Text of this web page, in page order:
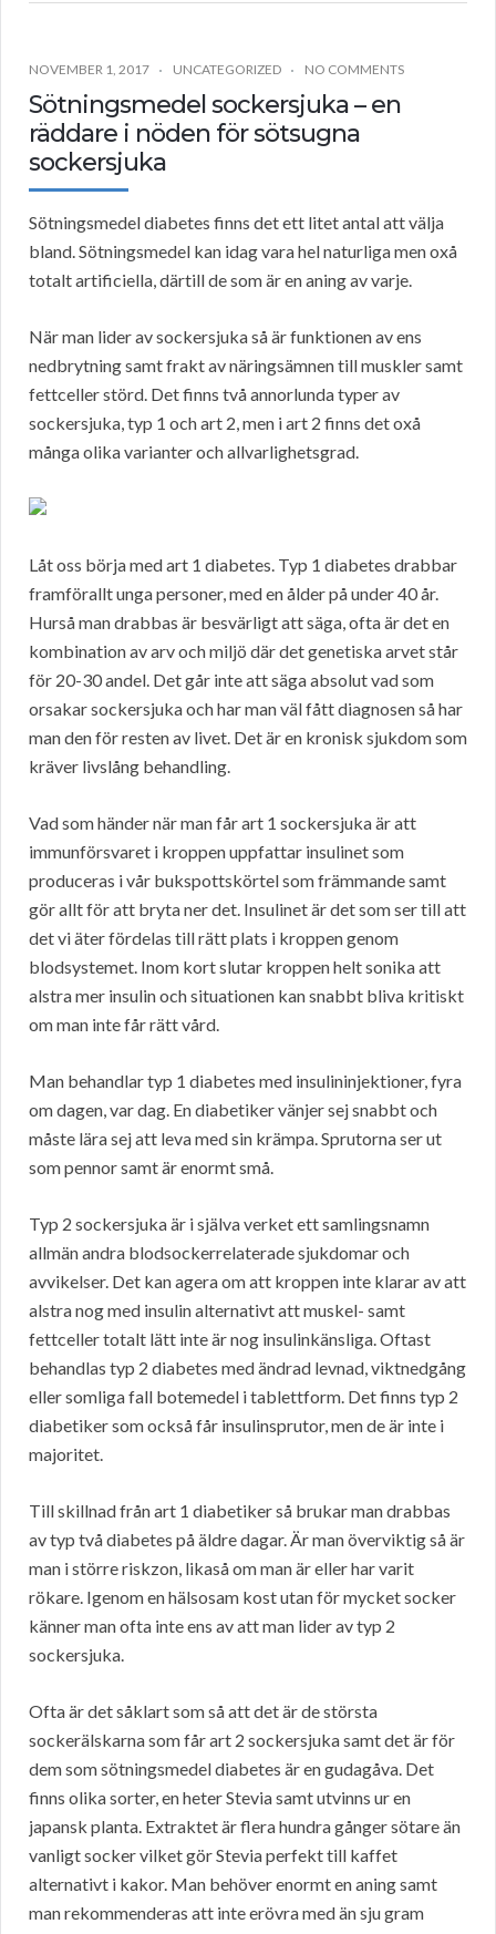
NOVEMBER 1, 2017 UNCATEGORIZED NO COMMENTS
Sötningsmedel sockersjuka – en
räddare i nöden för sötsugna
sockersjuka
Sötningsmedel diabetes finns det ett litet antal att välja
bland. Sötningsmedel kan idag vara hel naturliga men oxå
totalt artificiella, därtill de som är en aning av varje.
När man lider av sockersjuka så är funktionen av ens
nedbrytning samt frakt av näringsämnen till muskler samt
fettceller störd. Det finns två annorlunda typer av
sockersjuka, typ 1 och art 2, men i art 2 finns det oxå
många olika varianter och allvarlighetsgrad.
Låt oss börja med art 1 diabetes. Typ 1 diabetes drabbar
framförallt unga personer, med en ålder på under 40 år.
Hurså man drabbas är besvärligt att säga, ofta är det en
kombination av arv och miljö där det genetiska arvet står
för 20-30 andel. Det går inte att säga absolut vad som
orsakar sockersjuka och har man väl fått diagnosen så har
man den för resten av livet. Det är en kronisk sjukdom som
kräver livslång behandling.
Vad som händer när man får art 1 sockersjuka är att
immunförsvaret i kroppen uppfattar insulinet som
produceras i vår bukspottskörtel som främmande samt
gör allt för att bryta ner det. Insulinet är det som ser till att
det vi äter fördelas till rätt plats i kroppen genom
blodsystemet. Inom kort slutar kroppen helt sonika att
alstra mer insulin och situationen kan snabbt bliva kritiskt
om man inte får rätt vård.
Man behandlar typ 1 diabetes med insulininjektioner, fyra
om dagen, var dag. En diabetiker vänjer sej snabbt och
måste lära sej att leva med sin krämpa. Sprutorna ser ut
som pennor samt är enormt små.
Typ 2 sockersjuka är i själva verket ett samlingsnamn
allmän andra blodsockerrelaterade sjukdomar och
avvikelser. Det kan agera om att kroppen inte klarar av att
alstra nog med insulin alternativt att muskel- samt
fettceller totalt lätt inte är nog insulinkänsliga. Oftast
behandlas typ 2 diabetes med ändrad levnad, viktnedgång
eller somliga fall botemedel i tablettform. Det finns typ 2
diabetiker som också får insulinsprutor, men de är inte i
majoritet.
Till skillnad från art 1 diabetiker så brukar man drabbas
av typ två diabetes på äldre dagar. Är man överviktig så är
man i större riskzon, likaså om man är eller har varit
rökare. Igenom en hälsosam kost utan för mycket socker
känner man ofta inte ens av att man lider av typ 2
sockersjuka.
Ofta är det såklart som så att det är de största
sockerälskarna som får art 2 sockersjuka samt det är för
dem som sötningsmedel diabetes är en gudagåva. Det
finns olika sorter, en heter Stevia samt utvinns ur en
japansk planta. Extraktet är flera hundra gånger sötare än
vanligt socker vilket gör Stevia perfekt till kaffet
alternativt i kakor. Man behöver enormt en aning samt
man rekommenderas att inte erövra med än sju gram